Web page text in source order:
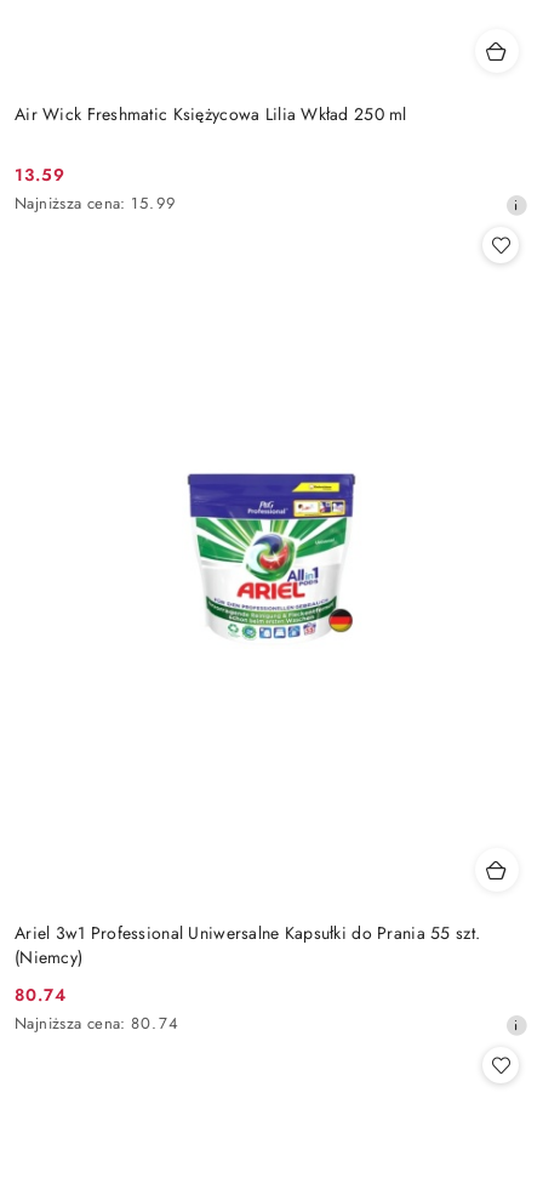
Air Wick Freshmatic Księżycowa Lilia Wkład 250 ml
Cena
promocyjna:
13.59
Najniższa
Najniższa cena: 15.99
Ariel 3w1 Professional Uniwersalne Kapsułki do Prania 55 szt.
(Niemcy)
Cena
promocyjna:
80.74
Najniższa
Najniższa cena: 80.74